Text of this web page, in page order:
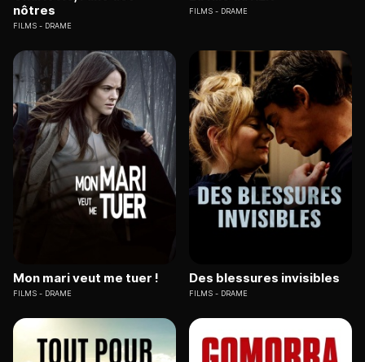
nôtres
FILMS DRAME
FILMS DRAME
Mon mari veut me tuer !
FILMS DRAME
Des blessures invisibles
FILMS DRAME